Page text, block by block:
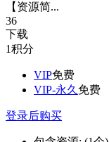
【资源简...
36
下载
1积分
VIP免费
VIP-永久 免费
登录后购买